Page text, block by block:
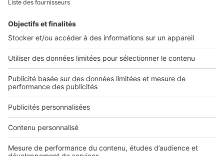
Retrouvez-nous sur ...
L'ENTREPRISE
Nous contacter
Nous recrutons
NOS APPLICATIONS
Découvrez nos applications